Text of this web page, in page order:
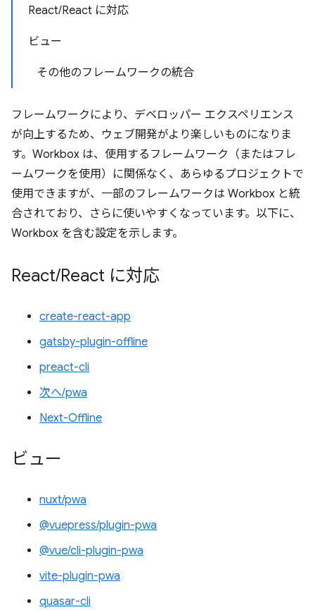
React/React に対応
ビュー
その他のフレームワークの統合
フレームワークにより、デベロッパー エクスペリエンス
が向上するため、ウェブ開発がより楽しいものになりま
す。Workbox は、使用するフレームワーク（またはフレ
ームワークを使用） に関係なく、あらゆるプロジェクトで
使用できますが、一部のフレームワークは Workbox と統
合されており、さらに使いやすくなっています。以下に、
Workbox を含む設定を示します。
React/React に対応
create-react-app
gatsby-plugin-offline
preact-cli
次へ/pwa
Next-Offline
ビュー
nuxt/pwa
@vuepress/plugin-pwa
@vue/cli-plugin-pwa
vite-plugin-pwa
quasar-cli